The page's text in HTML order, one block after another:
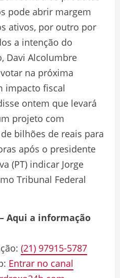
pode abrir margem
ativos, por outro por
a intenção do
Davi Alcolumbre
na próxima
impacto fiscal
ontem que levará
projeto com
bilhões de reais para
após o presidente
(PT) indicar Jorge
Tribunal Federal
Aqui a informação
(21) 97915-5787
Entrar no canal